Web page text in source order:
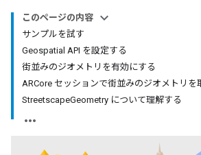
このページの内容
サンプルを試す
Geospatial API を設定する
街並みのジオメトリを有効にする
ARCore セッションで街並みのジオメトリを
StreetscapeGeometry について理解する